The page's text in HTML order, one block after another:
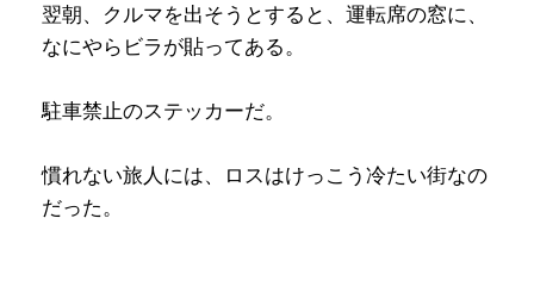
翌朝、クルマを出そうとすると、運転席の窓に、
なにやらビラが貼ってある。
駐車禁止のステッカーだ。
慣れない旅人には、ロスはけっこう冷たい街なの
だった。